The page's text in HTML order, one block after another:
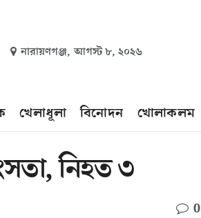
নারায়ণগঞ্জ, আগস্ট ৮, ২০২৬
খেলাধূলা বিনোদন খোলাকলম
নিহত ৩
0